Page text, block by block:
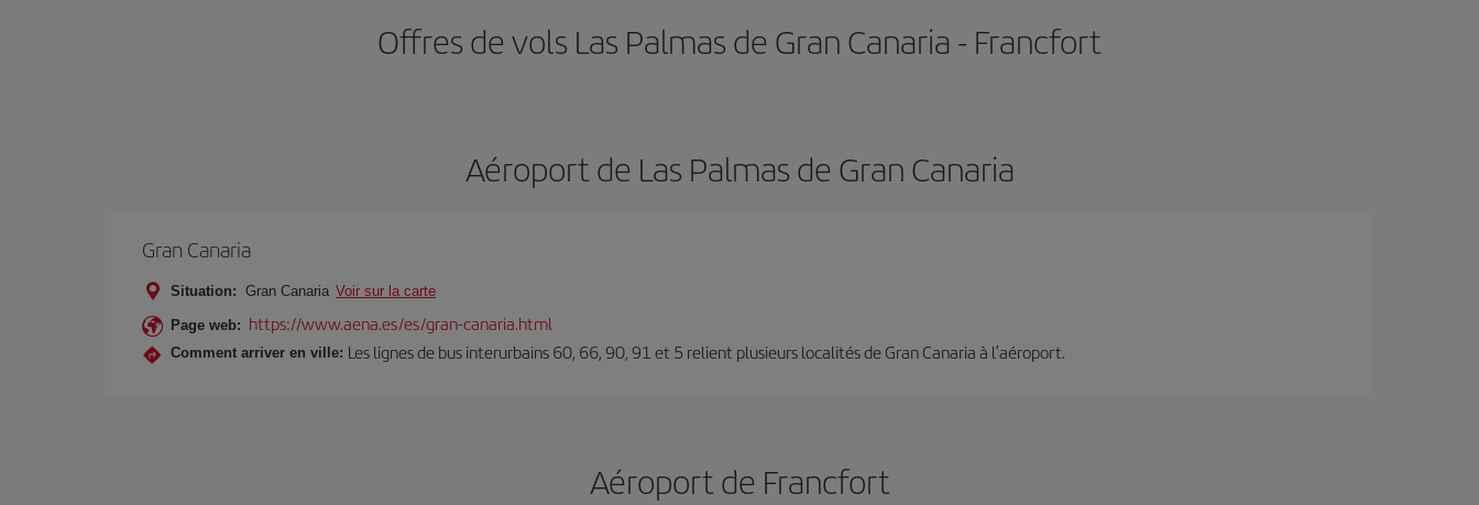
Offres de vols Las Palmas de Gran Canaria - Francfort
Aéroport de Las Palmas de Gran Canaria
Gran Canaria
Situation: Gran Canaria Voir sur la carte
Page web: https://www.aena.es/es/gran-canaria.html
Comment arriver en ville: Les lignes de bus interurbains 60, 66, 90, 91 et 5 relient plusieurs localités de Gran Canaria à l’aéroport.
Aéroport de Francfort